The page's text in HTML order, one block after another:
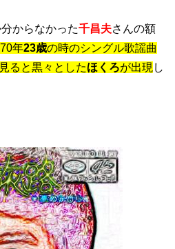
からなかった千昌夫さんの額
年23歳の時のシングル歌謡曲
ると黒々としたほくろが出現 し